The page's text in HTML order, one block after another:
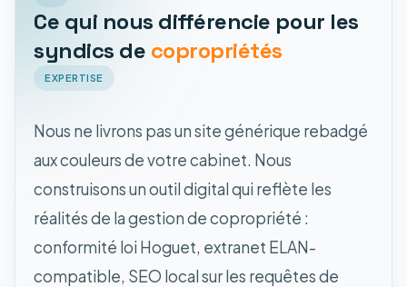
Ce qui nous différencie pour les
syndics de copropriétés
EXPERTISE
Nous ne livrons pas un site générique rebadgé
aux couleurs de votre cabinet. Nous
construisons un outil digital qui reflète les
réalités de la gestion de copropriété :
conformité loi Hoguet, extranet ELAN-
compatible, SEO local sur les requêtes de